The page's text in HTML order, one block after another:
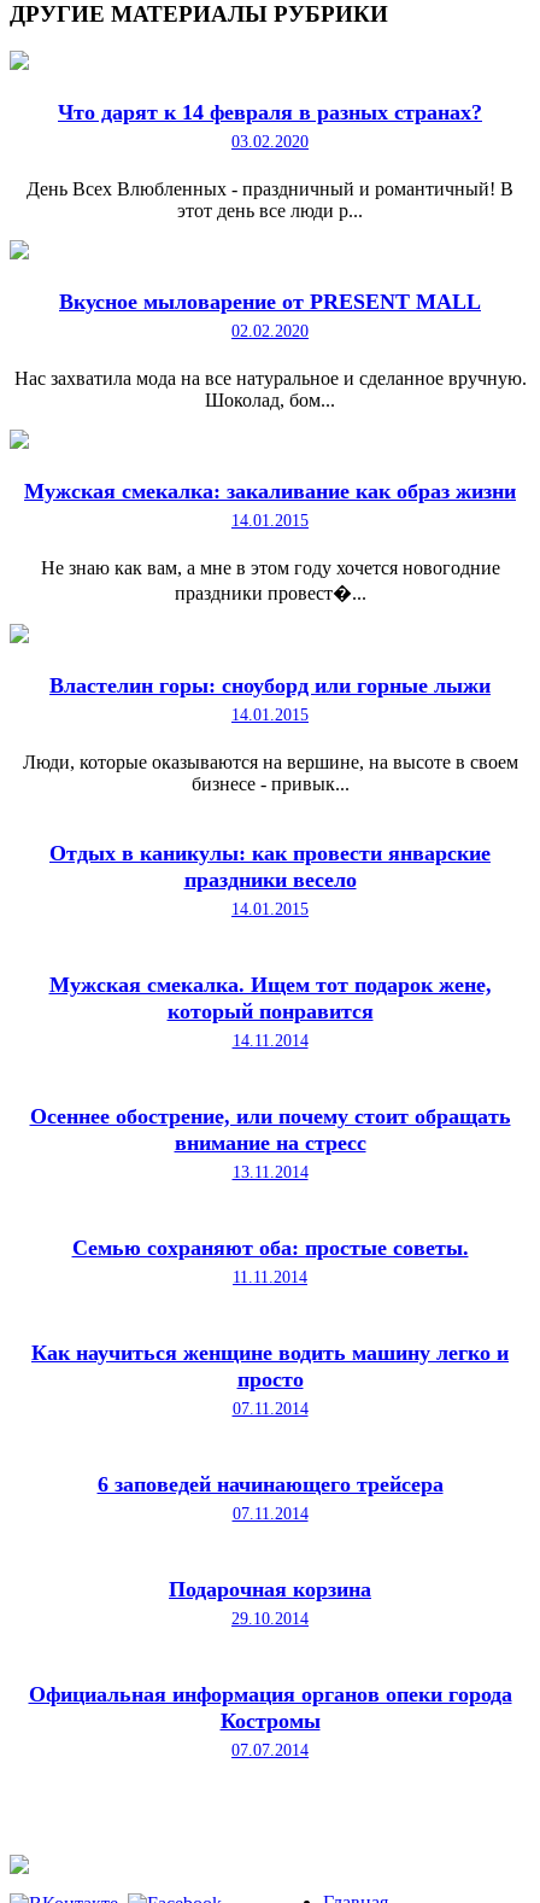
ДРУГИЕ МАТЕРИАЛЫ РУБРИКИ
Что дарят к 14 февраля в разных странах?
03.02.2020
День Всех Влюбленных - праздничный и романтичный! В
этот день все люди р...
Вкусное мыловарение от PRESENT MALL
02.02.2020
Нас захватила мода на все натуральное и сделанное вручную.
Шоколад, бом...
Мужская смекалка: закаливание как образ жизни
14.01.2015
Не знаю как вам, а мне в этом году хочется новогодние
праздники провест�...
Властелин горы: сноуборд или горные лыжи
14.01.2015
Люди, которые оказываются на вершине, на высоте в своем
бизнесе - привык...
Отдых в каникулы: как провести январские
праздники весело
14.01.2015
Мужская смекалка. Ищем тот подарок жене,
который понравится
14.11.2014
Осеннее обострение, или почему стоит обращать
внимание на стресс
13.11.2014
Семью сохраняют оба: простые советы.
11.11.2014
Как научиться женщине водить машину легко и
просто
07.11.2014
6 заповедей начинающего трейсера
07.11.2014
Подарочная корзина
29.10.2014
Официальная информация органов опеки города
Костромы
07.07.2014